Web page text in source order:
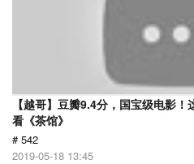
【越哥】豆瓣9.4分，国宝级电影
看《茶馆》
# 542
2019-05-18 13:45